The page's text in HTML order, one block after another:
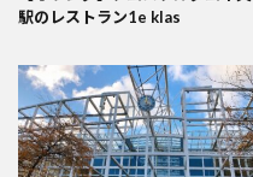
駅のレストラン1e klas